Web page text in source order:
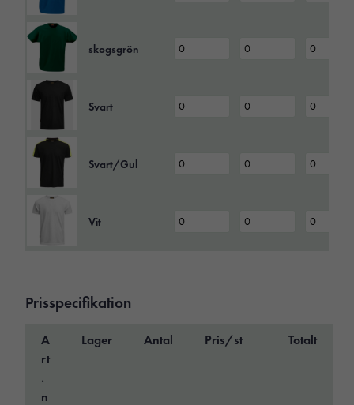
skogsgrön
Svart
Svart/Gul
Vit
Prisspecifikation
A
rt
.
n
Lager Antal Pris/st Totalt